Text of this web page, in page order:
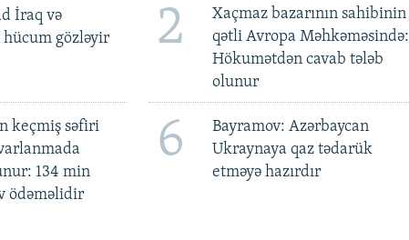
İraq və
hücum gözləyir
2
Xaçmaz bazarının sahibinin
qətli Avropa Məhkəməsində:
Hökumətdən cavab tələb
olunur
keçmiş səfiri
134 min
ödəməlidir
6
Bayramov: Azərbaycan
Ukraynaya qaz tədarük
etməyə hazırdır